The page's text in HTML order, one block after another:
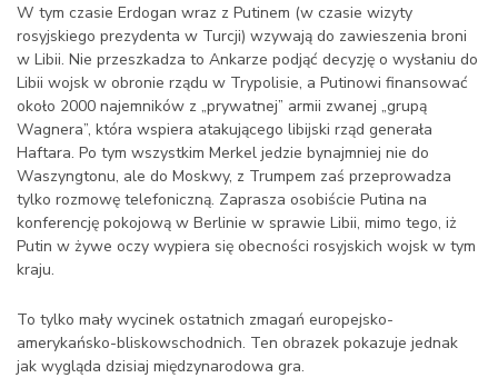
W tym czasie Erdogan wraz z Putinem (w czasie wizyty
rosyjskiego prezydenta w Turcji) wzywają do zawieszenia broni
w Libii. Nie przeszkadza to Ankarze podjąć decyzję o wysłaniu do
Libii wojsk w obronie rządu w Trypolisie, a Putinowi finansować
około 2000 najemników z „prywatnej” armii zwanej „grupą
Wagnera”, która wspiera atakującego libijski rząd generała
Haftara. Po tym wszystkim Merkel jedzie bynajmniej nie do
Waszyngtonu, ale do Moskwy, z Trumpem zaś przeprowadza
tylko rozmowę telefoniczną. Zaprasza osobiście Putina na
konferencję pokojową w Berlinie w sprawie Libii, mimo tego, iż
Putin w żywe oczy wypiera się obecności rosyjskich wojsk w tym
kraju.
To tylko mały wycinek ostatnich zmagań europejsko-
amerykańsko-bliskowschodnich. Ten obrazek pokazuje jednak
jak wygląda dzisiaj międzynarodowa gra.